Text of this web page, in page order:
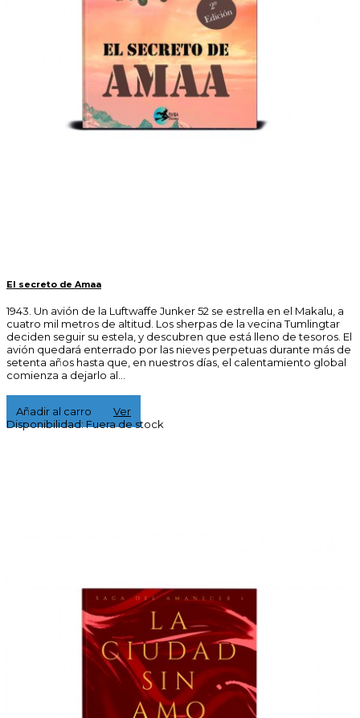
El secreto de Amaa
1943. Un avión de la Luftwaffe Junker 52 se estrella en el Makalu, a
cuatro mil metros de altitud. Los sherpas de la vecina Tumlingtar
deciden seguir su estela, y descubren que está lleno de tesoros. El
avión quedará enterrado por las nieves perpetuas durante más de
setenta años hasta que, en nuestros días, el calentamiento global
comienza a dejarlo al...
15,00 €
Añadir al carro
Ver
Disponibilidad: Fuera de stock